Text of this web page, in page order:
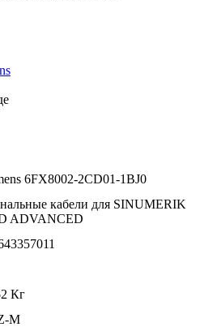
6FX8002-2CD01-1BJ0
кабели для SINUMERIK
ADVANCED
Кг
M